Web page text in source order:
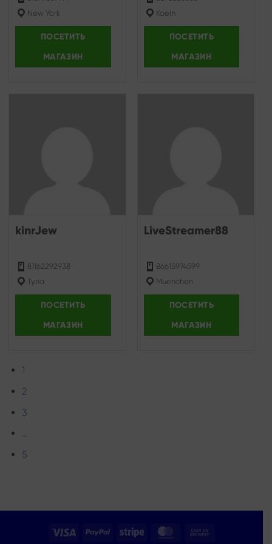
New York
ПОСЕТИТЬ
МАГАЗИН
Koeln
ПОСЕТИТЬ
МАГАЗИН
kinrJew
81162292938
Тула
ПОСЕТИТЬ
МАГАЗИН
LiveStreamer88
86615974599
Muenchen
ПОСЕТИТЬ
МАГАЗИН
1
2
3
…
5
Visa PayPal Stripe MasterCard